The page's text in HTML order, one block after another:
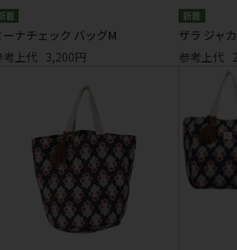
ーナチェック バッグM
考上代 3,200円
ザラ ジャ
参考上代